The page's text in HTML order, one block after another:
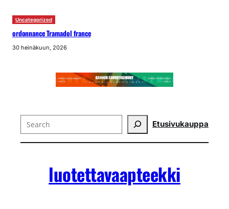
Uncategorized
ordonnance Tramadol france
30 heinäkuun, 2026
Search Etusivukauppa
luotettavaapteekki